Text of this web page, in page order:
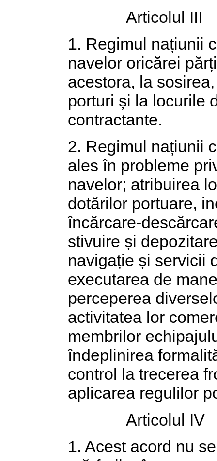
Articolul III
1. Regimul națiunii
navelor oricărei
acestora, la
porturi și la locurile
contractante.
2. Regimul națiunii
ales în probleme
navelor; atribuirea
dotărilor portuare,
încărcare-
stivuire și
navigație și servicii
executarea de
perceperea
activitatea lor
membrilor
îndeplinirea
control la trecerea
aplicarea regulilor
Articolul IV
1. Acest acord nu